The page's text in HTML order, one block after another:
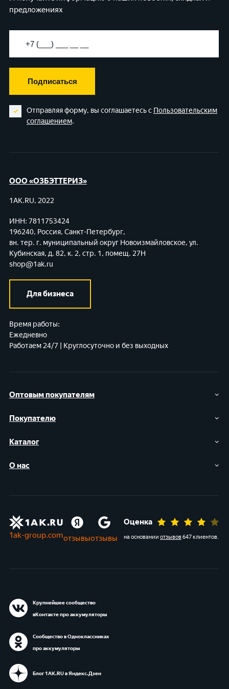
предложениях
Подписаться
Отправляя форму, вы соглашаетесь с Пользовательским
соглашением.
Оптовым покупателям
Покупателю
Каталог
О нас
ООО «ОЗБЭТТЕРИЗ»
1AK.RU, 2022
ИНН: 7811753424
196240, Россия, Санкт-Петербург,
вн. тер. г. муниципальный округ Новоизмайловское, ул.
Кубинская, д. 82, к. 2, стр. 1, помещ. 27Н
shop@1ak.ru
Для бизнеса
Время работы:
Ежедневно
Работаем 24/7 | Круглосуточно и без выходных
1ak-group.comотзывыотзывы
Оценка
на основании отзывов647 клиентов.
Крупнейшее сообщество
вКонтакте про аккумуляторы
Сообщество в Одноклассниках
про аккумуляторы
Блог 1АК.RU в Яндекс.Дзен